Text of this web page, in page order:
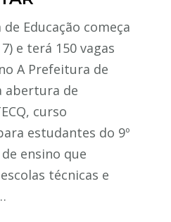
Educação começa
e terá 150 vagas
A Prefeitura de
abertura de
curso
estudantes do 9º
ensino que
técnicas e